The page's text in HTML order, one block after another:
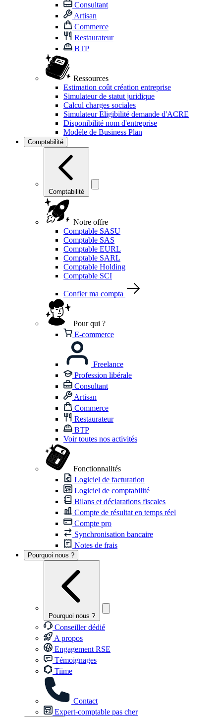
Consultant
Artisan
Commerce
Restaurateur
BTP
Ressources
Estimation coût création entreprise
Simulateur de statut juridique
Calcul charges sociales
Simulateur Eligibilité demande d'ACRE
Disponibilité nom d'entreprise
Modèle de Business Plan
Comptabilité
Comptabilité
Notre offre
Comptable SASU
Comptable SAS
Comptable EURL
Comptable SARL
Comptable Holding
Comptable SCI
Confier ma compta
Pour qui ?
E-commerce
Freelance
Profession libérale
Consultant
Artisan
Commerce
Restaurateur
BTP
Voir toutes nos activités
Fonctionnalités
Logiciel de facturation
Logiciel de comptabilité
Bilans et déclarations fiscales
Compte de résultat en temps réel
Compte pro
Synchronisation bancaire
Notes de frais
Pourquoi nous ?
Pourquoi nous ?
Conseiller dédié
A propos
Engagement RSE
Témoignages
Tiime
Contact
Expert-comptable pas cher